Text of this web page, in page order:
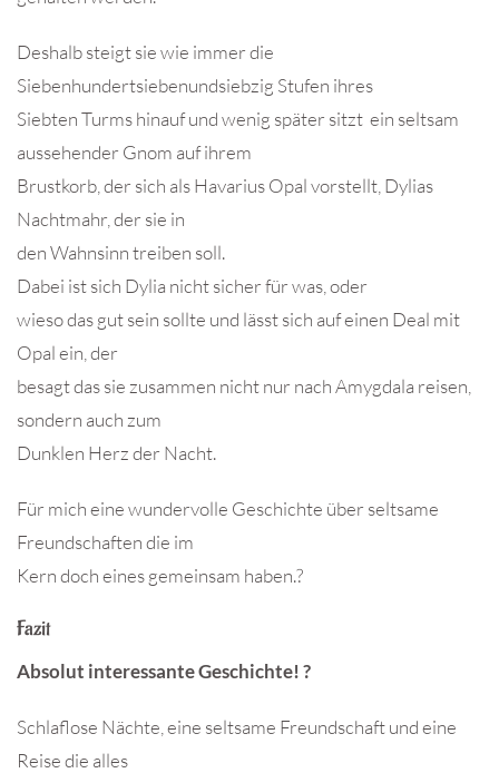
Deshalb steigt sie wie immer die
Siebenhundertsiebenundsiebzig Stufen ihres
Siebten Turms hinauf und wenig später sitzt ein seltsam
aussehender Gnom auf ihrem
Brustkorb, der sich als Havarius Opal vorstellt, Dylias
Nachtmahr, der sie in
den Wahnsinn treiben soll.
Dabei ist sich Dylia nicht sicher für was, oder
wieso das gut sein sollte und lässt sich auf einen Deal mit
Opal ein, der
besagt das sie zusammen nicht nur nach Amygdala reisen,
sondern auch zum
Dunklen Herz der Nacht.
Für mich eine wundervolle Geschichte über seltsame
Freundschaften die im
Kern doch eines gemeinsam haben.?
Fazit
Absolut interessante Geschichte! ?
Schlaflose Nächte, eine seltsame Freundschaft und eine
Reise die alles